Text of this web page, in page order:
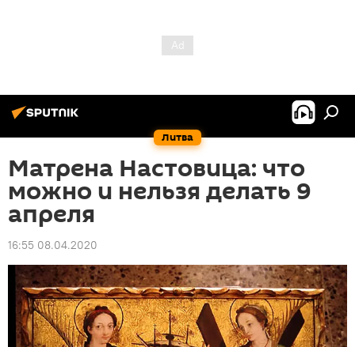
Литва
Матрена Настовица: что
можно и нельзя делать 9
апреля
16:55 08.04.2020